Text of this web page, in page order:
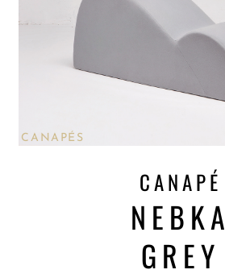
CANAPÉS
CANAPÉ
NEBKA
GREY